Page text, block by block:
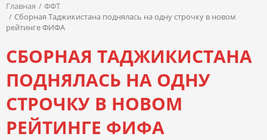
Главная
ФФТ
Сборная Таджикистана поднялась на одну строчку в новом
рейтинге ФИФА
СБОРНАЯ ТАДЖИКИСТАНА
ПОДНЯЛАСЬ НА ОДНУ
СТРОЧКУ В НОВОМ
РЕЙТИНГЕ ФИФА